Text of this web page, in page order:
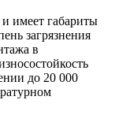
имеет габариты
загрязнения
в
до 20 000